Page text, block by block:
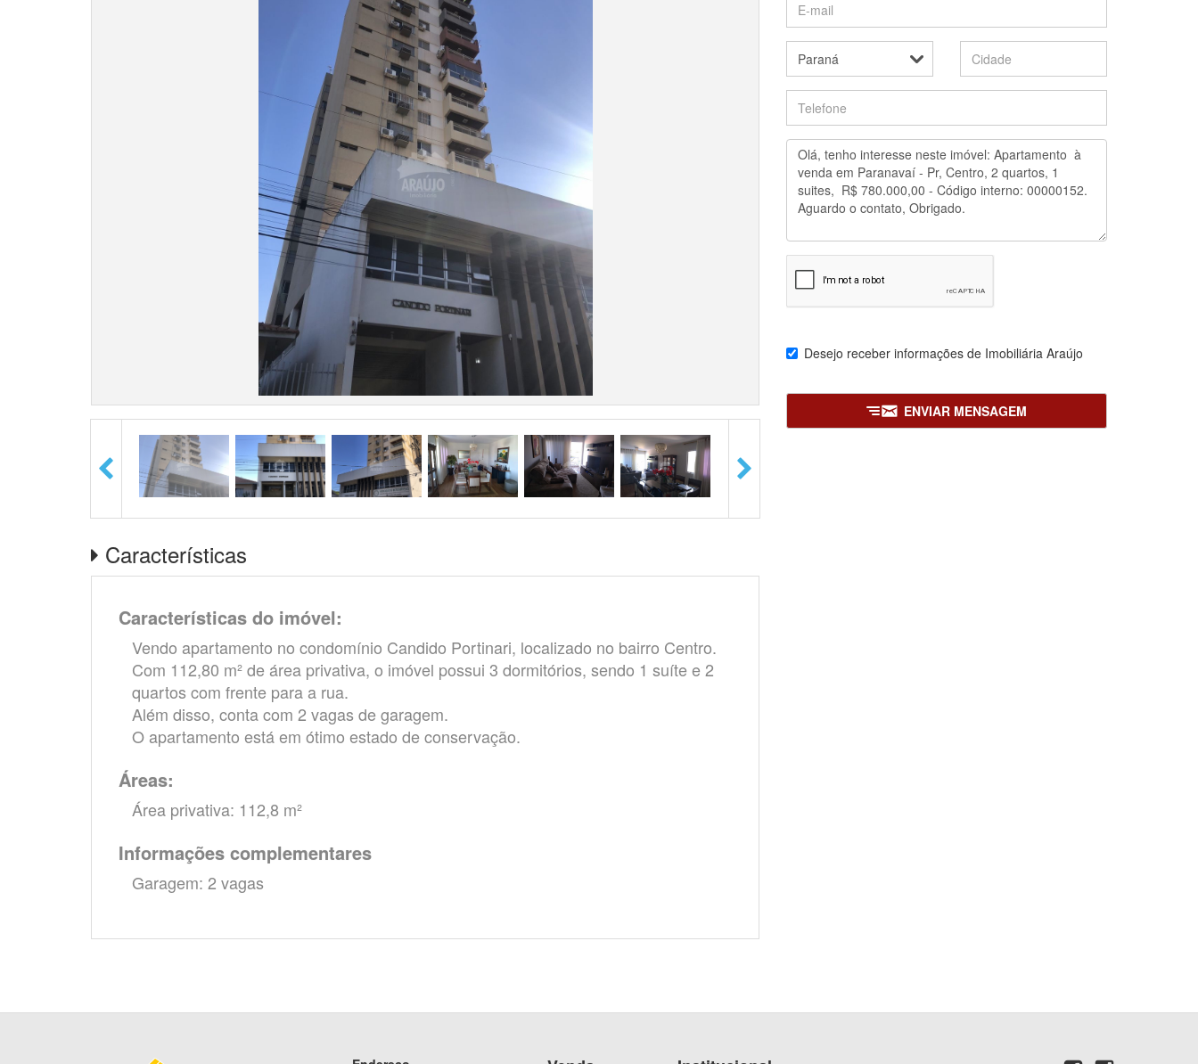
Desejo receber informações de Imobiliária Araújo
ENVIAR MENSAGEM
Características
Características do imóvel:
Vendo apartamento no condomínio Candido Portinari, localizado no bairro Centro.
Com 112,80 m² de área privativa, o imóvel possui 3 dormitórios, sendo 1 suíte e 2
quartos com frente para a rua.
Além disso, conta com 2 vagas de garagem.
O apartamento está em ótimo estado de conservação.
Áreas:
Área privativa: 112,8 m²
Informações complementares
Garagem: 2 vagas